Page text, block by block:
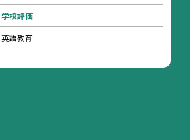
学校評価
英語教育